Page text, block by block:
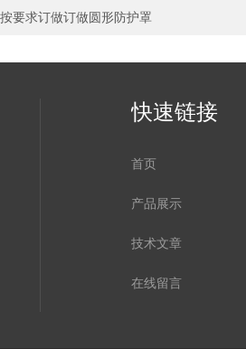
按要求订做订做圆形防护罩
快速链接
首页
产品展示
技术文章
在线留言